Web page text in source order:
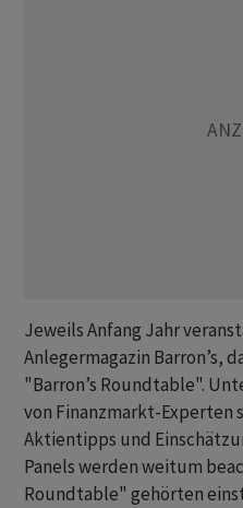
Jeweils Anfang Jahr
Anlegermagazin Barron’s,
"Barron’s Roundtable".
von Finanzmarkt-Experten
Aktientipps und
Panels werden weitum
Roundtable" gehörten